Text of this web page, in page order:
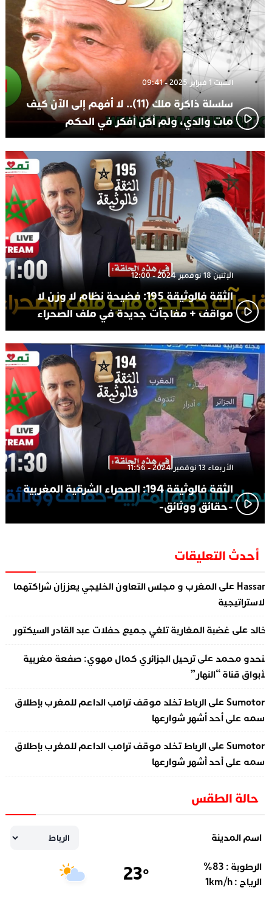
السبت 1 فبراير 2025 - 09:41
سلسلة ذاكرة ملك (11).. لا أفهم إلى الآن كيف
مات والدي، ولم أكن أفكر في الحكم
الإثنين 18 نوفمبر 2024 - 12:00
الثقة فالوثيقة 195: فضيحة نظام لا وزن لا
مواقف + مفاجآت جديدة في ملف الصحراء
الأربعاء 13 نوفمبر 2024 - 11:56
الثقة فالوثيقة 194: الصحراء الشرقية المغربية
-حقائق ووثائق-
أحدث التعليقات
علىالمغرب و مجلس التعاون الخليجي يعززان شراكتهما
علىغضبة المغاربة تلغي جميع حفلات عبد القادر السيكتور
محمدعلىترحيل الجزائري كمال مهوي: صفعة مغربية
قناة “النهار”
علىالرباط تخلد موقف ترامب الداعم للمغرب بإطلاق
على أحد أشهر شوارعها
علىالرباط تخلد موقف ترامب الداعم للمغرب بإطلاق
على أحد أشهر شوارعها
حالة الطقس
اسم المدينة
الرطوبة : 83
%
الرياح :
1km/h
23